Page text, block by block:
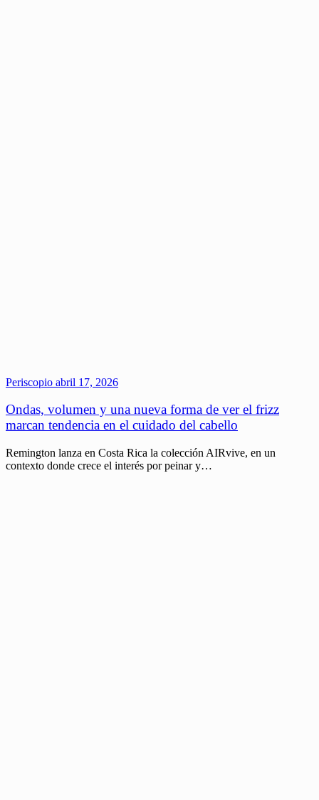
Periscopio abril 17, 2026
Ondas, volumen y una nueva forma de ver el frizz
marcan tendencia en el cuidado del cabello
Remington lanza en Costa Rica la colección AIRvive, en un
contexto donde crece el interés por peinar y…